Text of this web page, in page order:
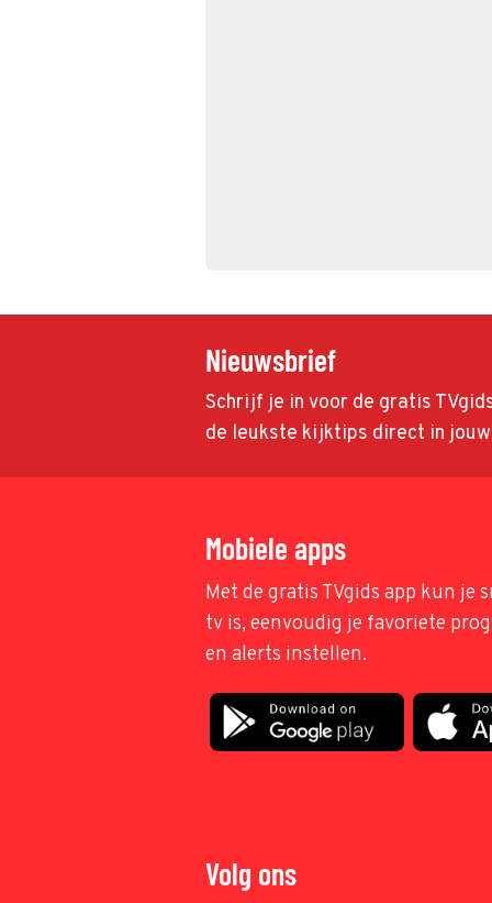
Nieuwsbrief
Schrijf je in voor de gratis
de leukste kijktips direct in
Mobiele apps
Met de gratis TVgids app kun je
tv is, eenvoudig je favoriete
en alerts instellen.
Volg ons